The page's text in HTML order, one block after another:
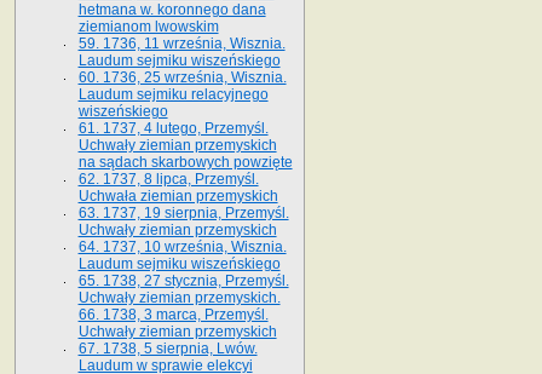
hetmana w. koronnego dana
ziemianom lwowskim
59. 1736, 11 września, Wisznia.
Laudum sejmiku wiszeńskiego
60. 1736, 25 września, Wisznia.
Laudum sejmiku relacyjnego
wiszeńskiego
61. 1737, 4 lutego, Przemyśl.
Uchwały ziemian przemyskich
na sądach skarbowych powzięte
62. 1737, 8 lipca, Przemyśl.
Uchwała ziemian przemyskich
63. 1737, 19 sierpnia, Przemyśl.
Uchwały ziemian przemyskich
64. 1737, 10 września, Wisznia.
Laudum sejmiku wiszeńskiego
65. 1738, 27 stycznia, Przemyśl.
Uchwały ziemian przemyskich­­.
66. 1738, 3 marca, Przemyśl.
Uchwały ziemian przemyskich­
67. 1738, 5 sierpnia, Lwów.
Laudum w sprawie elekcyi